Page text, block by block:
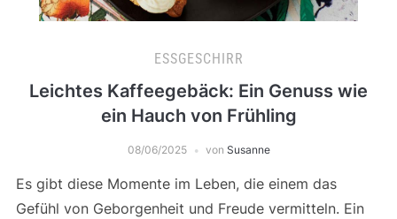
ESSGESCHIRR
Leichtes Kaffeegebäck: Ein Genuss wie
ein Hauch von Frühling
08/06/2025 von Susanne
Es gibt diese Momente im Leben, die einem das
Gefühl von Geborgenheit und Freude vermitteln. Ein